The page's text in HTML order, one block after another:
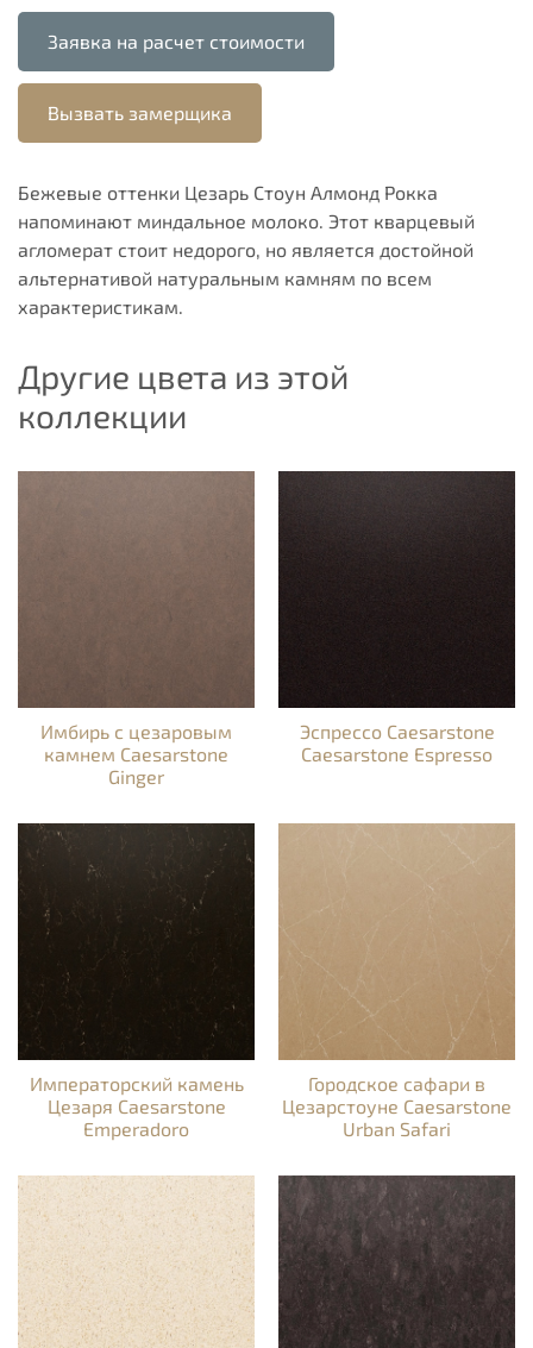
Заявка на расчет стоимости
Вызвать замерщика
Бежевые оттенки Цезарь Стоун Алмонд Рокка
напоминают миндальное молоко. Этот кварцевый
агломерат стоит недорого, но является достойной
альтернативой натуральным камням по всем
характеристикам.
Другие цвета из этой
коллекции
Имбирь с цезаровым
камнем Caesarstone
Ginger
Эспрессо Caesarstone
Caesarstone Espresso
Императорский камень
Цезаря Caesarstone
Emperadoro
Городское сафари в
Цезарстоуне Caesarstone
Urban Safari